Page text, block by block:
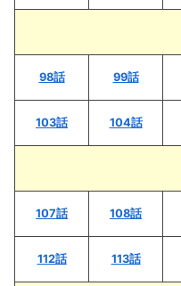
98話 99話
103話 104話
107話 108話
112話 113話